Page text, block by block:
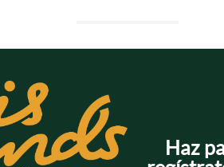
Haz